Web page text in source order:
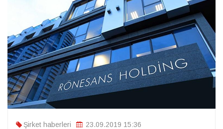
Şirket haberleri
23.09.2019 15:36